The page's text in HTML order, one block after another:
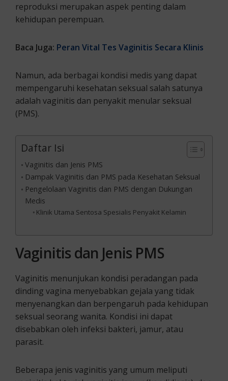
reproduksi merupakan aspek penting dalam
kehidupan perempuan.
Baca Juga: Peran Vital Tes Vaginitis Secara Klinis
Namun, ada berbagai kondisi medis yang dapat
mempengaruhi kesehatan seksual salah satunya
adalah vaginitis dan penyakit menular seksual
(PMS).
Daftar Isi
Vaginitis dan Jenis PMS
Dampak Vaginitis dan PMS pada Kesehatan Seksual
Pengelolaan Vaginitis dan PMS dengan Dukungan
Medis
Klinik Utama Sentosa Spesialis Penyakit Kelamin
Vaginitis dan Jenis PMS
Vaginitis menunjukan kondisi peradangan pada
dinding vagina menyebabkan gejala yang tidak
menyenangkan dan berpengaruh pada kehidupan
seksual seorang wanita. Kondisi ini dapat
disebabkan oleh infeksi bakteri, jamur, atau
parasit.
Beberapa jenis vaginitis yang umum meliputi